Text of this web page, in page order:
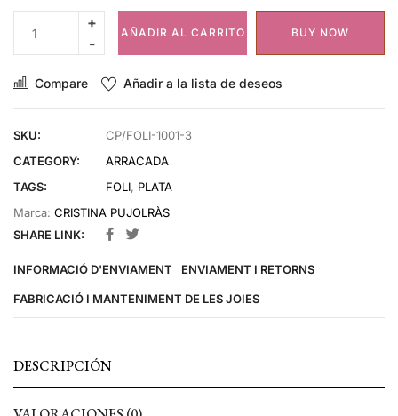
AÑADIR AL CARRITO BUY NOW
Compare Añadir a la lista de deseos
SKU:
CP/FOLI-1001-3
CATEGORY:
ARRACADA
TAGS:
FOLI, PLATA
Marca: CRISTINA PUJOLRÀS
SHARE LINK:
INFORMACIÓ D'ENVIAMENT ENVIAMENT I RETORNS
FABRICACIÓ I MANTENIMENT DE LES JOIES
DESCRIPCIÓN